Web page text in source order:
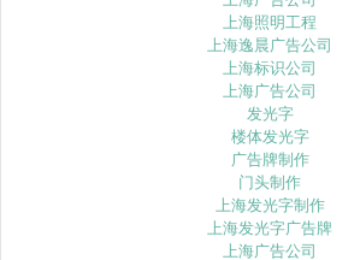
上海照明工程
上海逸晨广告公司
上海标识公司
上海广告公司
发光字
楼体发光字
广告牌制作
门头制作
上海发光字制作
上海发光字广告牌
上海广告公司